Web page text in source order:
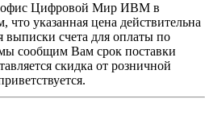
офис Цифровой Мир ИВМ в
что указанная цена действительна
выписки счета для оплаты по
мы сообщим Вам срок поставки
скидка от розничной